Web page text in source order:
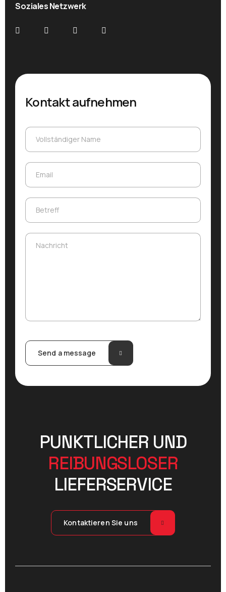
Soziales Netzwerk
Kontakt aufnehmen
Vollständiger Name
Email
Betreff
Nachricht
Send a message
PUNKTLICHER UND
REIBUNGSLOSER
LIEFERSERVICE
Kontaktieren Sie uns